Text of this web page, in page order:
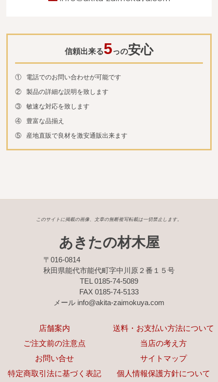
信頼出来る5っの安心
①
電話でのお問い合わせが可能です
②
製品の詳細な説明を致します
③
敏速な対応を致します
④
豊富な品揃え
⑤
産地直販で良材を激安通販出来ます
このサイトに掲載の画像、文章の無断複写転載は一切禁止します。
あきたの材木屋
〒016-0814
秋田県能代市能代町字中川原２番１５号
TEL 0185-74-5089
FAX 0185-74-5133
メール info@akita-zaimokuya.com
店舗案内
送料・お支払い方法について
ご注文前の注意点
当店の考え方
お問い合せ
サイトマップ
特定商取引法に基づく表記
個人情報保護方針について